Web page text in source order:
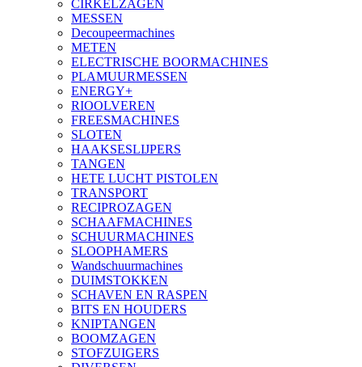
CIRKELZAGEN
MESSEN
Decoupeermachines
METEN
ELECTRISCHE BOORMACHINES
PLAMUURMESSEN
ENERGY+
RIOOLVEREN
FREESMACHINES
SLOTEN
HAAKSESLIJPERS
TANGEN
HETE LUCHT PISTOLEN
TRANSPORT
RECIPROZAGEN
SCHAAFMACHINES
SCHUURMACHINES
SLOOPHAMERS
Wandschuurmachines
DUIMSTOKKEN
SCHAVEN EN RASPEN
BITS EN HOUDERS
KNIPTANGEN
BOOMZAGEN
STOFZUIGERS